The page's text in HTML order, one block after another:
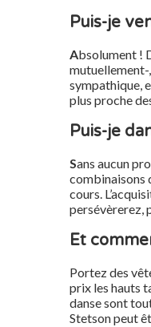
Puis-je
Absolument !
mutuellement-
sympathique,
plus proche
Puis-je
Sans aucun
combinaisons
cours.
persévèrerez,
Et
Portez des
prix les hauts
danse sont
Stetson peut